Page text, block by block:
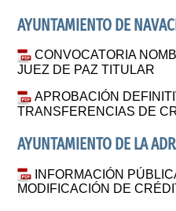
AYUNTAMIENTO DE
CONVOCATORIA
JUEZ DE PAZ TITULAR
APROBACIÓN
TRANSFERENCIAS DE
AYUNTAMIENTO DE LA
INFORMACIÓN
MODIFICACIÓN DE